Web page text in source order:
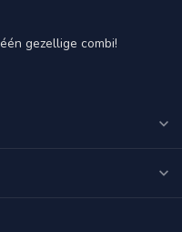
gezellige combi!